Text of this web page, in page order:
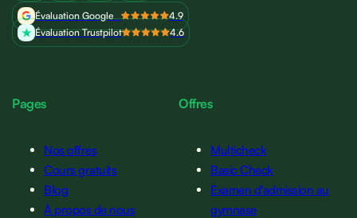
Évaluation Google
4.9
Évaluation Trustpilot
4.6
Offres
Multicheck
Basic Check
Examen d'admission au
gymnase
Pages
Nos offres
Cours gratuits
Blog
À propos de nous